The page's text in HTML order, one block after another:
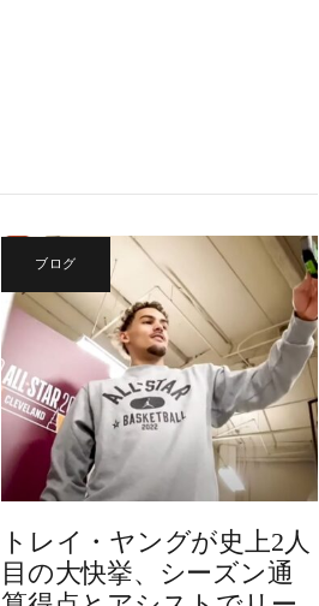
ブログ
トレイ・ヤングが史上2人
目の大快挙、シーズン通